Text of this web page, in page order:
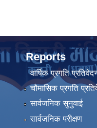
Reports
वार्षिक प्रगति
चौमासिक प्रगति
सार्वजनिक सुनुवाई
सार्वजनिक परीक्षण